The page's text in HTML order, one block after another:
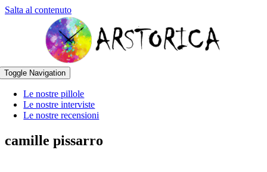
Salta al contenuto
Toggle Navigation
Le nostre pillole
Le nostre interviste
Le nostre recensioni
camille pissarro